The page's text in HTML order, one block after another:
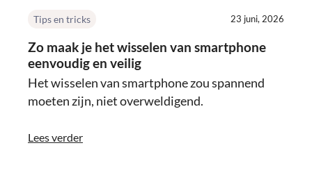
Tips en tricks 23 juni, 2026
Zo maak je het wisselen van smartphone
eenvoudig en veilig
Het wisselen van smartphone zou spannend
moeten zijn, niet overweldigend.
Lees verder